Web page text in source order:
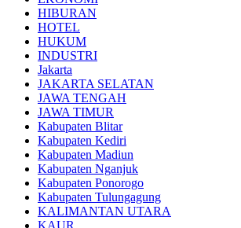
HIBURAN
HOTEL
HUKUM
INDUSTRI
Jakarta
JAKARTA SELATAN
JAWA TENGAH
JAWA TIMUR
Kabupaten Blitar
Kabupaten Kediri
Kabupaten Madiun
Kabupaten Nganjuk
Kabupaten Ponorogo
Kabupaten Tulungagung
KALIMANTAN UTARA
KAUR